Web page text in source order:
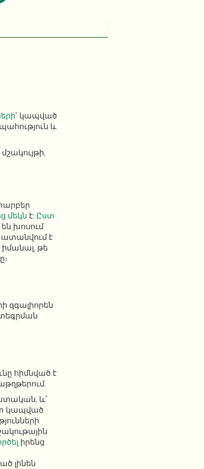
՝ կապված
և
մեկն է: Ըստ
խոսում
է
իմանալ, թե
զգալիորեն
հիմնված է
և՛
կապված
իրենց
լինեն